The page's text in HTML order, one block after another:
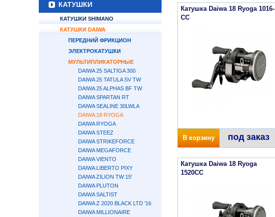
КАТУШКИ
КАТУШКИ SHIMANO
КАТУШКИ DAIWA
ПЕРЕДНИЙ ФРИКЦИОН
ЭЛЕКТРОКАТУШКИ
МУЛЬТИПЛИКАТОРНЫЕ
DAIWA 25 SALTIGA 300
DAIWA 25 TATULA SV TW
DAIWA 25 ALPHAS BF TW
DAIWA SPARTAN RT
DAIWA SEALINE 30LWLA
DAIWA 18 RYOGA
DAIWA RYOGA
DAIWA STEEZ
DAIWA STRIKEFORCE
DAIWA MEGAFORCE
DAIWA VIENTO
DAIWA LIBERTO PIXY
DAIWA ZILION TW 15'
DAIWA PLUTON
DAIWA SALTIST
DAIWA Z 2020 BLACK LTD '16
DAIWA MILLIONAIRE
Катушка Daiwa 18 Ryoga 1016-
CC
В корзину под заказ
Катушка Daiwa 18 Ryoga
1520CC